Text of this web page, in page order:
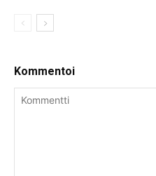
Kommentoi